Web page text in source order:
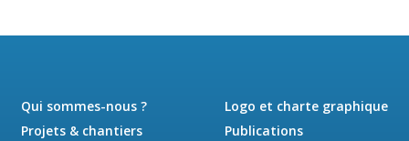
Qui sommes-nous ?
Projets & chantiers
Logo et charte graphique
Publications